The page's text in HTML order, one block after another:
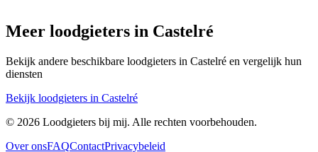
Meer loodgieters in Castelré
Bekijk andere beschikbare loodgieters in Castelré en vergelijk hun
diensten
Bekijk loodgieters in Castelré
© 2026 Loodgieters bij mij. Alle rechten voorbehouden.
Over onsFAQContactPrivacybeleid